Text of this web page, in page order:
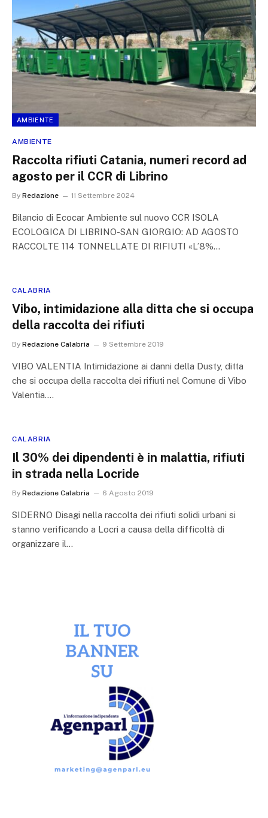
AMBIENTE
AMBIENTE
Raccolta rifiuti Catania, numeri record ad
agosto per il CCR di Librino
By Redazione 11 Settembre 2024
Bilancio di Ecocar Ambiente sul nuovo CCR ISOLA
ECOLOGICA DI LIBRINO-SAN GIORGIO: AD AGOSTO
RACCOLTE 114 TONNELLATE DI RIFIUTI «L’8%…
CALABRIA
Vibo, intimidazione alla ditta che si occupa
della raccolta dei rifiuti
By Redazione Calabria 9 Settembre 2019
VIBO VALENTIA Intimidazione ai danni della Dusty, ditta
che si occupa della raccolta dei rifiuti nel Comune di Vibo
Valentia.…
CALABRIA
Il 30% dei dipendenti è in malattia, rifiuti
in strada nella Locride
By Redazione Calabria 6 Agosto 2019
SIDERNO Disagi nella raccolta dei rifiuti solidi urbani si
stanno verificando a Locri a causa della difficoltà di
organizzare il…